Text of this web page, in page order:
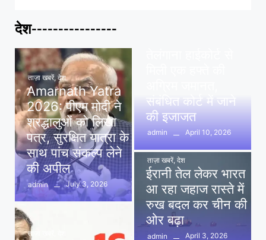
देश----------------
ताज़ा खबरें, देश
Amarnath Yatra
2026: पीएम मोदी ने
श्रद्धालुओं को लिखा
पत्र, सुरक्षित यात्रा के
साथ पांच संकल्प लेने
की अपील
admin July 3, 2026
ताज़ा खबरें
संबंधित कोर्ट में जाने
की इजाजत
admin April 10, 2026
ताज़ा खबरें, देश
ईरानी तेल लेकर भारत
आ रहा जहाज रास्ते में
रुख बदल कर चीन की
ओर बढ़ा
admin
April 3, 2026